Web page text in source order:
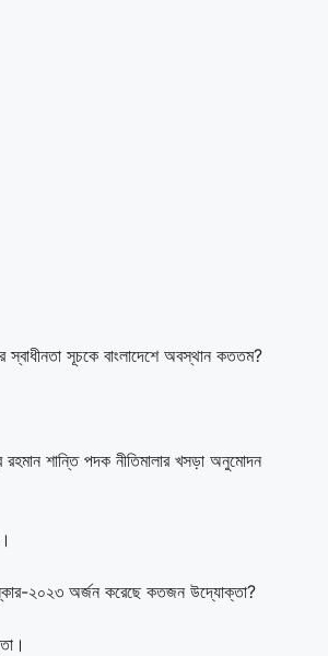
স্বাধীনতা সূচকে বাংলাদেশে অবস্থান কততম?
রহমান শান্তি পদক নীতিমালার খসড়া অনুমোদন
২০২৩ অর্জন করেছে কতজন উদ্যোক্তা?